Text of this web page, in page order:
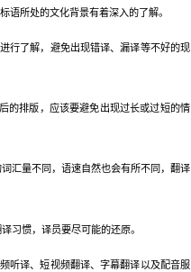
所处的文化背景有着深入的了解。
了解，避免出现错译、漏译等不好的现
排版，应该要避免出现过长或过短的情
汇量不同，语速自然也会有所不同，翻译
惯，译员要尽可能的还原。
译、短视频翻译、字幕翻译以及配音服